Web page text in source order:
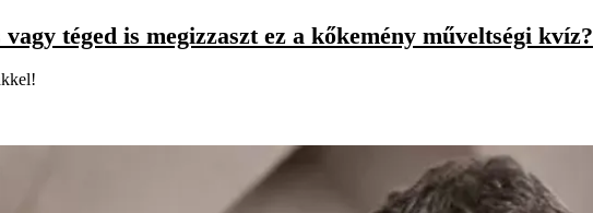
téged is megizzaszt ez a kőkemény műveltségi kvíz?